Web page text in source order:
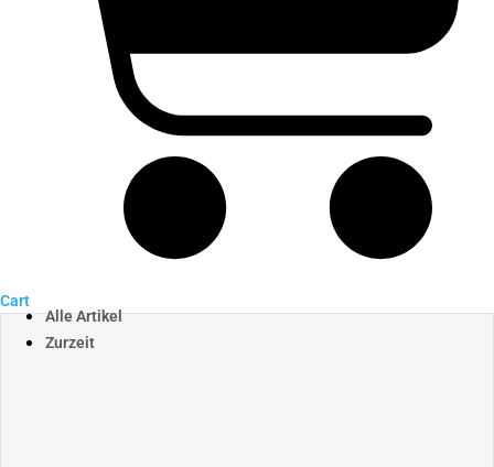
Cart
Alle Artikel
Zurzeit